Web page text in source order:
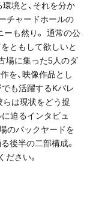
境と、それを分か
チャードホールの
も然り。 通常の公
ともして欲しいと
場に集った5人のダ
を、映像作品とし
も活躍するKバレ
は現状をどう捉
迫るインタビュ
のバックヤードを
後半の二部構成。
さい。